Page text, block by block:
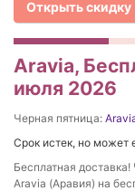
Открыть скидку
Aravia,
июля 2026
Черная пятница:
Срок истек, но может
Бесплатная
Aravia (Аравия) на